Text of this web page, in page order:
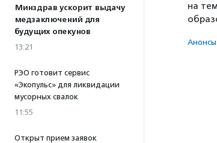
Минздрав ускорит выдачу
медзаключений для
будущих опекунов
13:21
РЭО готовит сервис
«Экопульс» для ликвидации
мусорных свалок
11:55
Открыт прием заявок
на
Анонсы